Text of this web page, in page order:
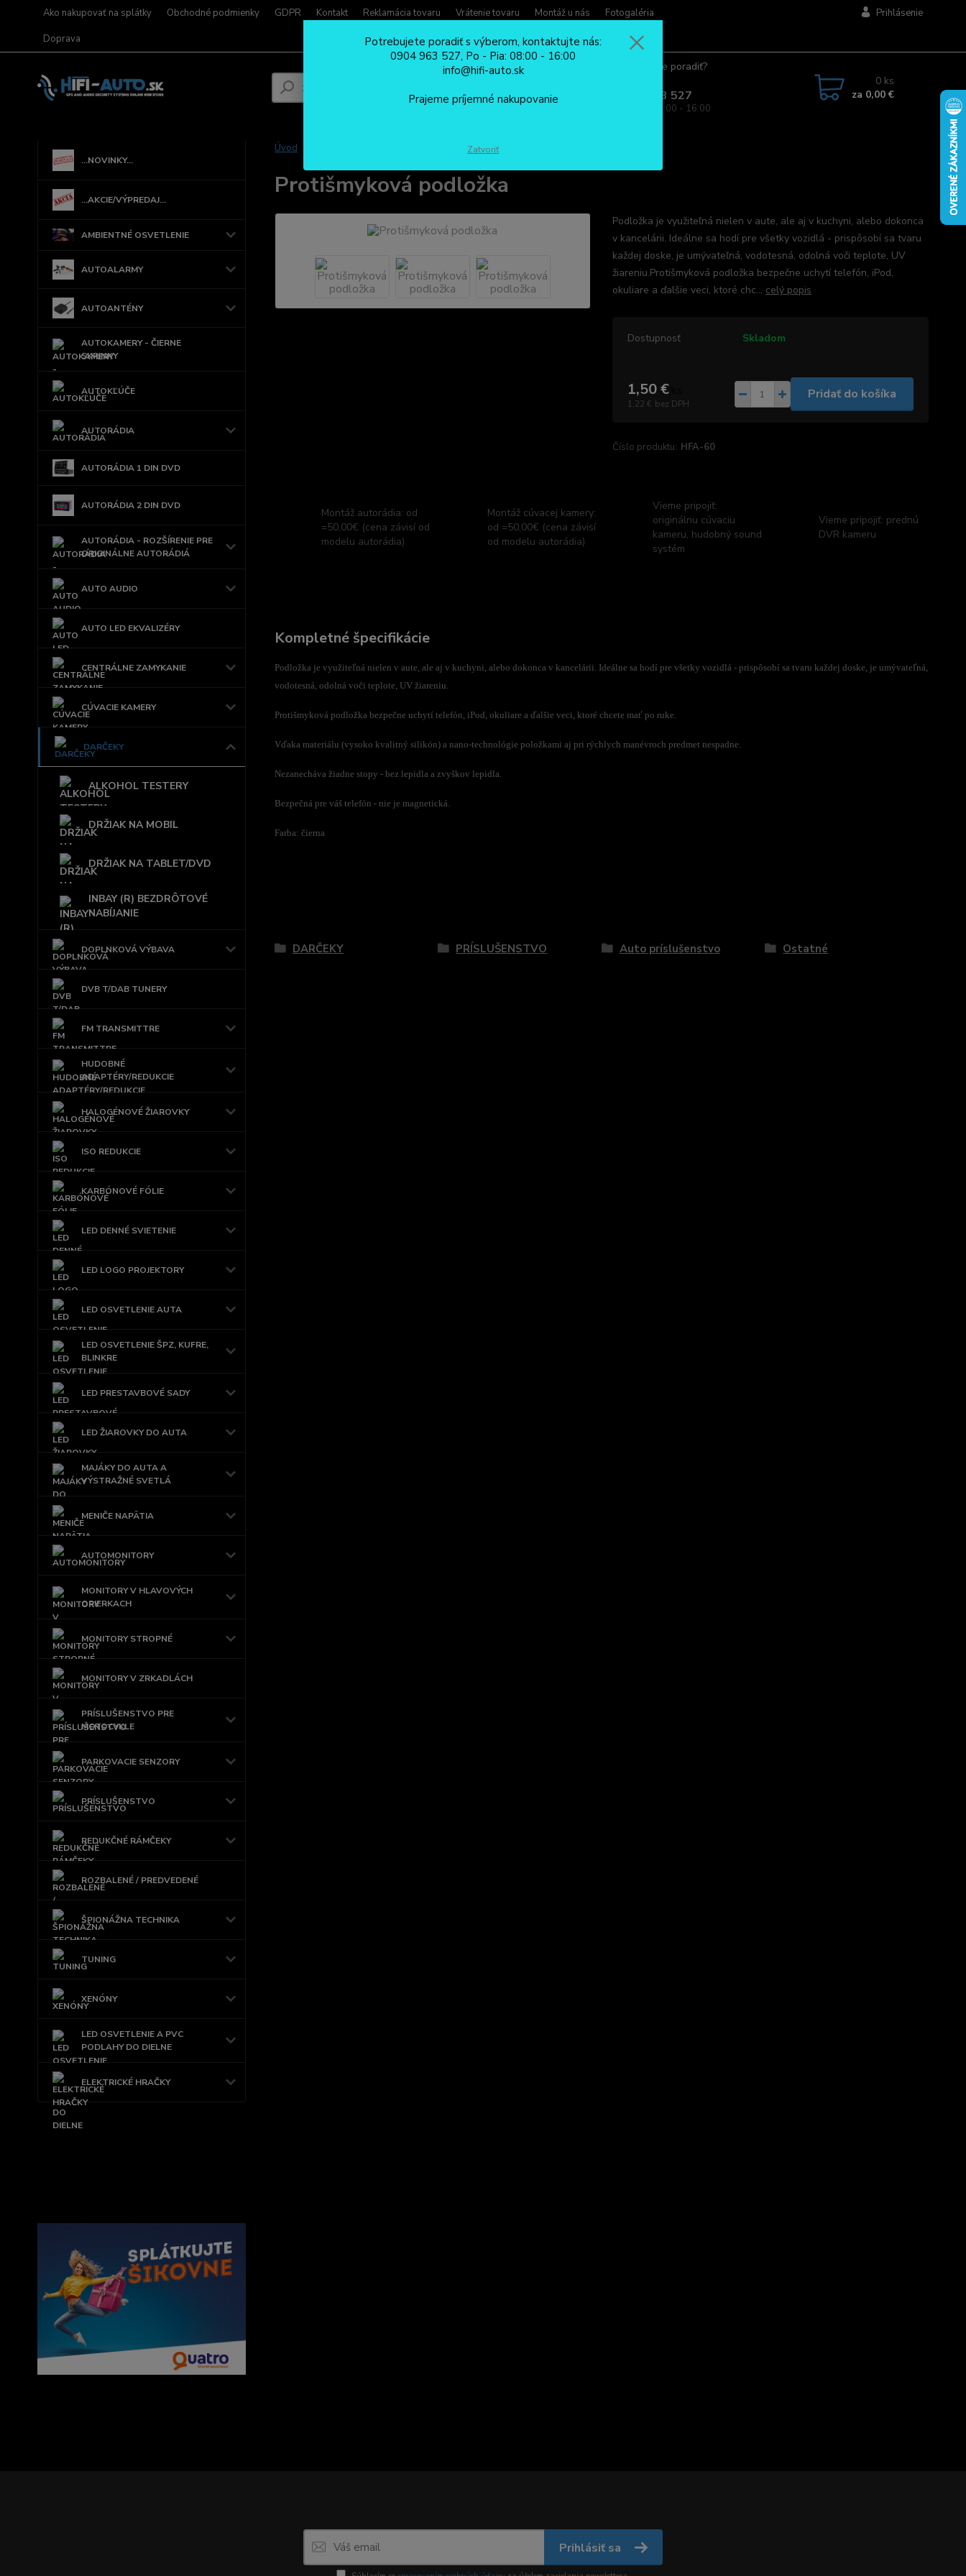
Ako nakupovať na splátky Obchodné podmienky GDPR Kontakt Reklamácia tovaru Vrátenie tovaru Montáž u nás
Fotogaléria
Doprava
Prihlásenie
Potrebujete poradiť?
0904 963 527
Po - Pia: 08:00 - 16:00
0 ks
za 0,00 €
...NOVINKY...
...AKCIE/VÝPREDAJ...
AMBIENTNÉ OSVETLENIE
AUTOALARMY
AUTOANTÉNY
AUTOKAMERY - ČIERNE
SKRINKY
AUTOKĽÚČE
AUTORÁDIA
AUTORÁDIA 1 DIN DVD
AUTORÁDIA 2 DIN DVD
AUTORÁDIA - ROZŠÍRENIE PRE
ORIGINÁLNE AUTORÁDIÁ
AUTO AUDIO
AUTO LED EKVALIZÉRY
CENTRÁLNE ZAMYKANIE
CÚVACIE KAMERY
DARČEKY
ALKOHOL TESTERY
DRŽIAK NA MOBIL
DRŽIAK NA TABLET/DVD
INBAY (R) BEZDRÔTOVÉ
NABÍJANIE
DOPLNKOVÁ VÝBAVA
DVB T/DAB TUNERY
FM TRANSMITTRE
HUDOBNÉ
ADAPTÉRY/REDUKCIE
HALOGÉNOVÉ ŽIAROVKY
ISO REDUKCIE
KARBÓNOVÉ FÓLIE
LED DENNÉ SVIETENIE
LED LOGO PROJEKTORY
LED OSVETLENIE AUTA
LED OSVETLENIE ŠPZ, KUFRE,
BLINKRE
LED PRESTAVBOVÉ SADY
LED ŽIAROVKY DO AUTA
MAJÁKY DO AUTA A
VÝSTRAŽNÉ SVETLÁ
MENIČE NAPÄTIA
AUTOMONITORY
MONITORY V HLAVOVÝCH
OPIERKACH
MONITORY STROPNÉ
MONITORY V ZRKADLÁCH
PRÍSLUŠENSTVO PRE
MOTOCYKLE
PARKOVACIE SENZORY
PRÍSLUŠENSTVO
REDUKČNÉ RÁMČEKY
ROZBALENÉ / PREDVEDENÉ
ŠPIONÁŽNA TECHNIKA
TUNING
XENÓNY
LED OSVETLENIE A PVC
PODLAHY DO DIELNE
ELEKTRICKÉ HRAČKY
Úvod Protišmyková podložka
Protišmyková podložka
Podložka je využiteľná nielen v aute, ale aj v kuchyni, alebo dokonca
v kancelárii. Ideálne sa hodí pre všetky vozidlá - prispôsobí sa tvaru
každej doske, je umývateľná, vodotesná, odolná voči teplote, UV
žiareniu.Protišmyková podložka bezpečne uchytí telefón, iPod,
okuliare a ďalšie veci, ktoré chc... celý popis
Dostupnosť Skladom
1,50 €/
1,22 € bez DPH
Pridať do košíka
Číslo produktu: HFA-60
Montáž autorádia: od
=50,00€ (cena závisí od
modelu autorádia)
Montáž cúvacej kamery:
od =50,00€ (cena závisí
od modelu autorádia)
Vieme pripojiť:
originálnu cúvaciu
kameru, hudobný sound
systém
Vieme pripojiť: prednú
DVR kameru
Kompletné špecifikácie
Podložka je využiteľná nielen v aute, ale aj v kuchyni, alebo dokonca v kancelárii. Ideálne sa hodí pre všetky vozidlá - prispôsobí sa tvaru každej doske, je umývateľná,
vodotesná, odolná voči teplote, UV žiareniu.
Protišmyková podložka bezpečne uchytí telefón, iPod, okuliare a ďalšie veci, ktoré chcete mať po ruke.
Vďaka materiálu (vysoko kvalitný silikón) a nano-technológie položkami aj pri rýchlych manévroch predmet nespadne.
Nezanecháva žiadne stopy - bez lepidla a zvyškov lepidla.
Bezpečná pre váš telefón - nie je magnetická.
Farba: čierna
DARČEKY PRÍSLUŠENSTVO Auto príslušenstvo Ostatné
Prihlásiť sa
Potrebujete poradiť s výberom, kontaktujte nás:
0904 963 527, Po - Pia: 08:00 - 16:00
info@hifi-auto.sk
Prajeme príjemné nakupovanie
Zatvoriť